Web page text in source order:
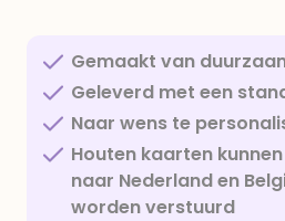
Gemaakt van
Geleverd met een
Naar wens te
Houten kaarten
naar Nederland en
worden verstuurd